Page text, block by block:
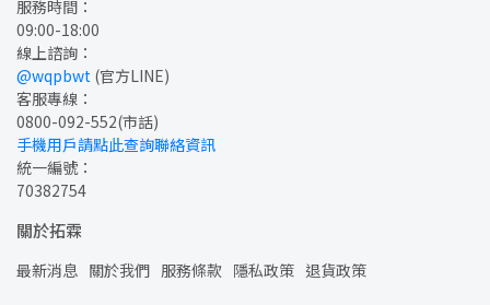
服務時間：
09:00-18:00
線上諮詢：
@wqpbwt (官方LINE)
客服專線：
0800-092-552(市話)
手機用戶請點此查詢聯絡資訊
統一編號：
70382754
關於拓霖
最新消息 關於我們 服務條款 隱私政策 退貨政策